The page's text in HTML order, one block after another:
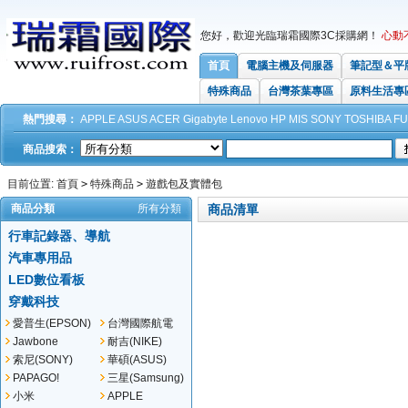
您好，歡迎光臨瑞霜國際3C採購網！ 心動
首頁 電腦主機及伺服器
筆記型＆平
特殊商品
台灣茶葉專區 原料生活專
熱門搜尋： APPLEASUSACER Gigabyte Lenovo HP MIS SONY TOSHIBA
商品搜索：
目前位置: 首頁 > 特殊商品 > 遊戲包及實體包
商品分類
所有分類
行車記錄器、導航
汽車專用品
LED數位看板
穿戴科技
愛普生(EPSON)
台灣國際航電
(GARMIN)
Jawbone
耐吉(NIKE)
索尼(SONY)
華碩(ASUS)
PAPAGO!
三星(Samsung)
小米
APPLE
商品清單